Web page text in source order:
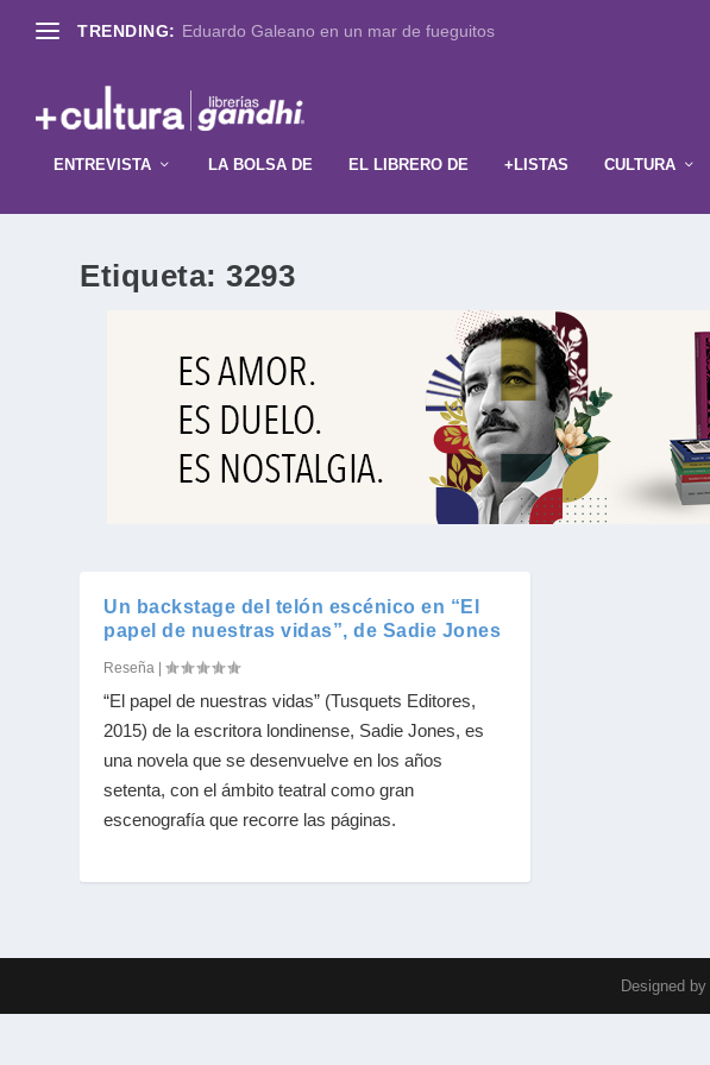
TRENDING: Eduardo Galeano en un mar de fueguitos
ENTREVISTA LA BOLSA DE EL LIBRERO DE +LISTAS CULTURA
Etiqueta:3293
Un backstage del telón escénico en “El
papel de nuestras vidas”, de Sadie Jones
Reseña |
“El papel de nuestras vidas” (Tusquets Editores,
2015) de la escritora londinense, Sadie Jones, es
una novela que se desenvuelve en los años
setenta, con el ámbito teatral como gran
escenografía que recorre las páginas.
Designed by